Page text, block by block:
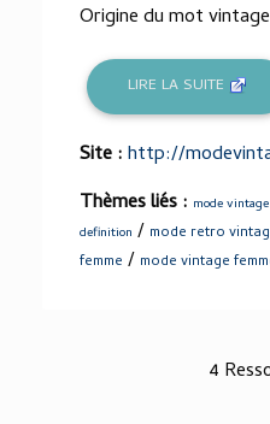
Origine du mot vintage
LIRE LA SUITE
Site :http://
Thèmes liés : mode
definition / mode retro
femme / mode vintage
4